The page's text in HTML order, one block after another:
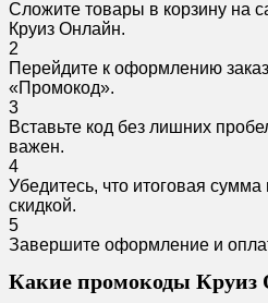
Сложите товары в корзину на
Круиз Онлайн.
2
Перейдите к оформлению
«Промокод».
3
Вставьте код без лишних
важен.
4
Убедитесь, что итоговая сумма
скидкой.
5
Завершите оформление и
Какие промокоды